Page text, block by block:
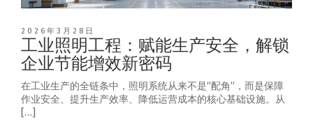
2026年3月28日
工业照明工程：赋能生产安全，解锁
企业节能增效新密码
在工业生产的全链条中，照明系统从来不是“配角”，而是保障
作业安全、提升生产效率、降低运营成本的核心基础设施。从
[…]